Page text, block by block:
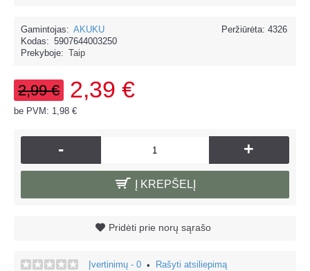
Peržiūrėta: 4326
Gamintojas: AKUKU
Kodas: 5907644003250
Prekyboje: Taip
2,99 € 2,39 €
be PVM: 1,98 €
- +
Į KREPŠELĮ
Pridėti prie norų sąrašo
Įvertinimų - 0 • Rašyti atsiliepimą